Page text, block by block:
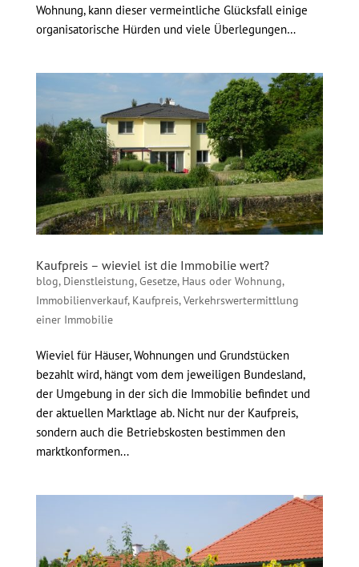
Wohnung, kann dieser vermeintliche Glücksfall einige
organisatorische Hürden und viele Überlegungen…
Kaufpreis – wieviel ist die Immobilie wert?
blog, Dienstleistung,Gesetze, Haus oder Wohnung,
Immobilienverkauf, Kaufpreis,Verkehrswertermittlung
einer Immobilie
Wieviel für Häuser, Wohnungen und Grundstücken
bezahlt wird, hängt vom dem jeweiligen Bundesland,
der Umgebung in der sich die Immobilie befindet und
der aktuellen Marktlage ab. Nicht nur der Kaufpreis,
sondern auch die Betriebskosten bestimmen den
marktkonformen...